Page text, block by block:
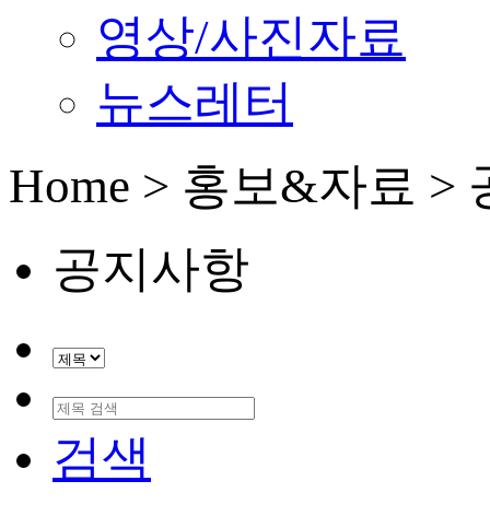
영상/사진자료
뉴스레터
Home > 홍보&자료 >
공지사항
검색